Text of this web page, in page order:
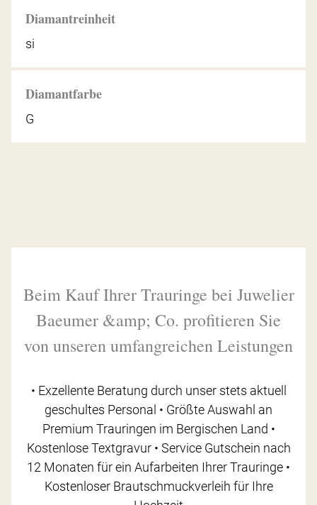
Diamantreinheit
si
Diamantfarbe
G
Beim Kauf Ihrer Trauringe bei Juwelier
Baeumer &amp; Co. profitieren Sie
von unseren umfangreichen Leistungen
• Exzellente Beratung durch unser stets aktuell
geschultes Personal • Größte Auswahl an
Premium Trauringen im Bergischen Land •
Kostenlose Textgravur • Service Gutschein nach
12 Monaten für ein Aufarbeiten Ihrer Trauringe •
Kostenloser Brautschmuckverleih für Ihre